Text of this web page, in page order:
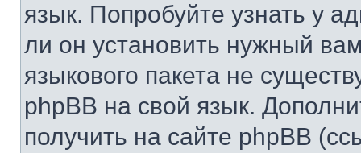
язык. Попробуйте узнать у
ли он установить нужный
языкового пакета не
phpBB на свой язык.
получить на сайте phpBB